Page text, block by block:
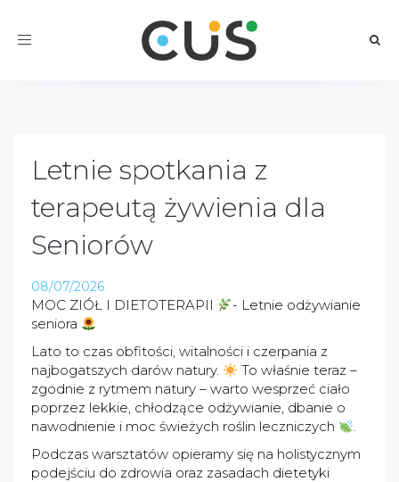
Toggle
Letnie spotkania z
terapeutą żywienia dla
Seniorów
08/07/2026
MOC ZIÓŁ I DIETOTERAPII
- Letnie odżywianie
seniora
Lato to czas obfitości, witalności i czerpania z
najbogatszych darów natury.
To właśnie teraz –
zgodnie z rytmem natury – warto wesprzeć ciało
poprzez lekkie, chłodzące odżywianie, dbanie o
nawodnienie i moc świeżych roślin leczniczych
.
Podczas warsztatów opieramy się na holistycznym
podejściu do zdrowia oraz zasadach dietetyki